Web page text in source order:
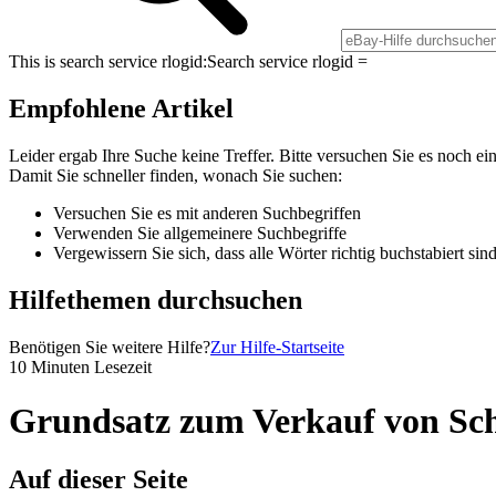
This is search service rlogid:Search service rlogid =
Empfohlene Artikel
Leider ergab Ihre Suche keine Treffer. Bitte versuchen Sie es noch
Damit Sie schneller finden, wonach Sie suchen:
Versuchen Sie es mit anderen Suchbegriffen
Verwenden Sie allgemeinere Suchbegriffe
Vergewissern Sie sich, dass alle Wörter richtig buchstabiert sind
Hilfethemen durchsuchen
Benötigen Sie weitere Hilfe?Zur Hilfe-Startseite
10 Minuten Lesezeit
Grundsatz zum Verkauf von
Auf dieser Seite